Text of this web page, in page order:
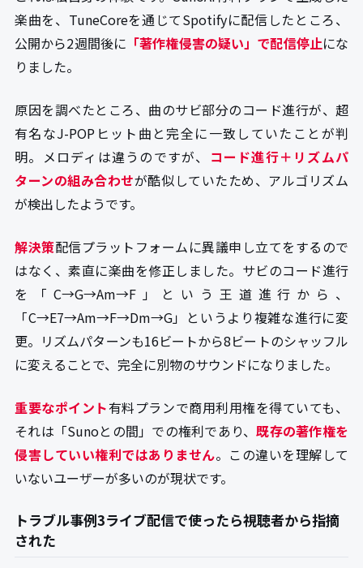
楽曲を、TuneCoreを通じてSpotifyに配信したところ、
公開から2週間後に 「著作権侵害の疑い」で配信停止にな
りました。
原因を調べたところ、曲のサビ部分のコード進行が、超
有名なJ-POPヒット曲と完全に一致していたことが判
明。メロディは違うのですが、 コード進行＋リズムパ
ターンの組み合わせが酷似していたため、アルゴリズム
が検出したようです。
解決策配信プラットフォームに異議申し立てをするので
はなく、素直に楽曲を修正しました。サビのコード進行
を「C→G→Am→F」という王道進行から、
「C→E7→Am→F→Dm→G」というより複雑な進行に変
更。リズムパターンも16ビートから8ビートのシャッフル
に変えることで、完全に別物のサウンドになりました。
重要なポイント有料プランで商用利用権を得ていても、
それは「Sunoとの間」での権利であり、既存の著作権を
侵害していい権利ではありません。この違いを理解して
いないユーザーが多いのが現状です。
トラブル事例3ライブ配信で使ったら視聴者から指摘
された